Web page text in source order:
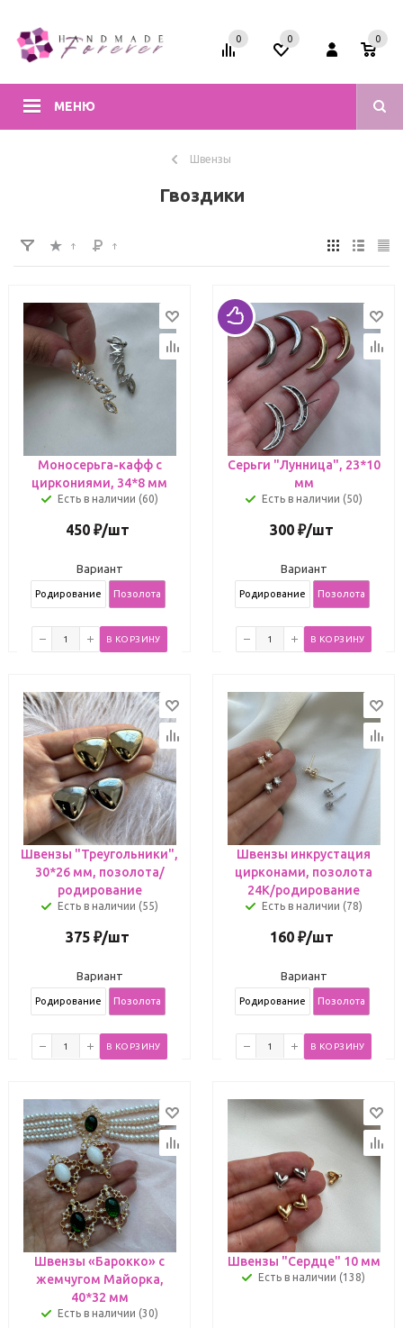
МЕНЮ
0 0 0
Швензы
Гвоздики
Моносерьга-кафф с
циркониями, 34*8 мм
Есть в наличии (60)
450 ₽/шт
Вариант
Родирование Позолота
В КОРЗИНУ
Серьги "Лунница", 23*10
мм
Есть в наличии (50)
300 ₽/шт
Вариант
Родирование Позолота
В КОРЗИНУ
Швензы "Треугольники",
30*26 мм, позолота/
родирование
Есть в наличии (55)
375 ₽/шт
Вариант
Родирование Позолота
В КОРЗИНУ
Швензы инкрустация
цирконами, позолота
24К/родирование
Есть в наличии (78)
160 ₽/шт
Вариант
Родирование Позолота
В КОРЗИНУ
Швензы «Барокко» с
жемчугом Майорка,
40*32 мм
Есть в наличии (30)
Швензы "Сердце" 10 мм
Есть в наличии (138)